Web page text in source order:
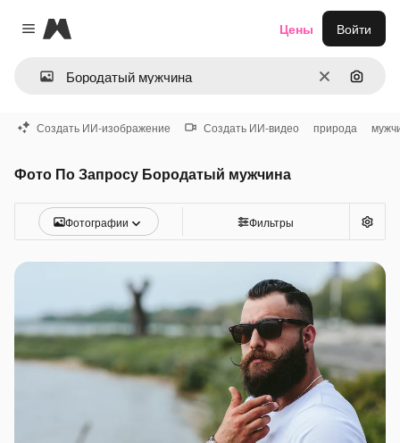
Close menu
Magnific
ОчиститьПоиск
Цены Войти
Создать ИИ-изображение Создать ИИ-видео природа
Фото По Запросу Бородатый мужчина
Фотографии Фильтры